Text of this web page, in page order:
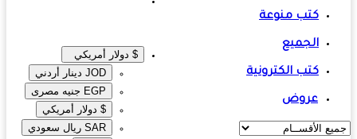
$ دولار أمريكي
JOD دينار أردني
EGP جنيه مصرى‎
$ دولار أمريكي
SAR ريال سعودي
كتب منوعة
الجميع
كتب الكترونية
عروض